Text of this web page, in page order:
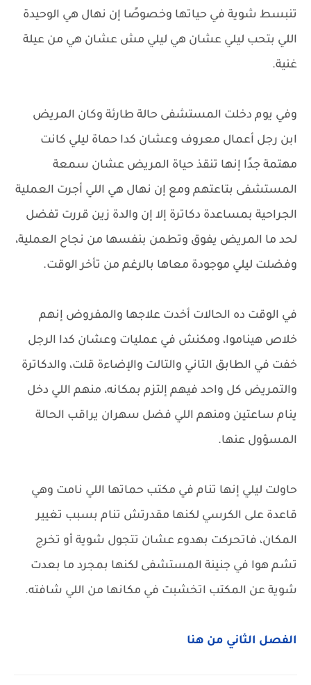
تنبسط شوية في حياتها وخصوصًا إن نهال هي الوحيدة
اللي بتحب ليلي عشان هي ليلي مش عشان هي من عيلة
غنية.
وفي يوم دخلت المستشفى حالة طارئة وكان المريض
ابن رجل أعمال معروف وعشان كدا حماة ليلي كانت
مهتمة جدًا إنها تنقذ حياة المريض عشان سمعة
المستشفى بتاعتهم ومع إن نهال هي اللي أجرت العملية
الجراحية بمساعدة دكاترة إلا إن والدة زين قررت تفضل
لحد ما المريض يفوق وتطمن بنفسها من نجاح العملية،
وفضلت ليلي موجودة معاها بالرغم من تأخر الوقت.
في الوقت ده الحالات أخدت علاجها والمفروض إنهم
خلاص هيناموا، ومكنش في عمليات وعشان كدا الرجل
خفت في الطابق التاني والتالت والإضاءة قلت، والدكاترة
والتمريض كل واحد فيهم إلتزم بمكانه، منهم اللي دخل
ينام ساعتين ومنهم اللي فضل سهران يراقب الحالة
المسؤول عنها.
حاولت ليلي إنها تنام في مكتب حماتها اللي نامت وهي
قاعدة على الكرسي لكنها مقدرتش تنام بسبب تغيير
المكان، فاتحركت بهدوء عشان تتجول شوية أو تخرج
تشم هوا في جنينة المستشفى لكنها بمجرد ما بعدت
شوية عن المكتب اتخشبت في مكانها من اللي شافته.
الفصل الثاني من هنا